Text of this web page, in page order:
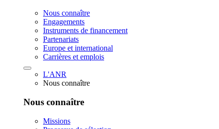
Nous connaître
Engagements
Instruments de financement
Partenariats
Europe et international
Carrières et emplois
L'ANR
Nous connaître
Nous connaître
Missions